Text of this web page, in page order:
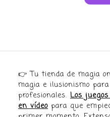
👉 Tu tienda de magia
magia e ilusionismo
profesionales. Los
en vídeo para que